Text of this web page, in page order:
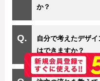
か？
自分で考えたデザ
はできますか？